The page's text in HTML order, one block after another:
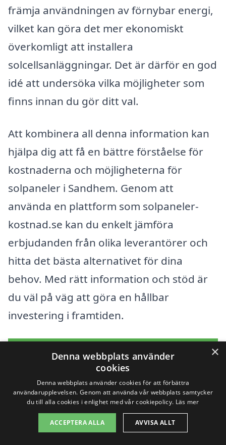
främja användningen av förnybar energi,
vilket kan göra det mer ekonomiskt
överkomligt att installera
solcellsanläggningar. Det är därför en god
idé att undersöka vilka möjligheter som
finns innan du gör ditt val.
Att kombinera all denna information kan
hjälpa dig att få en bättre förståelse för
kostnaderna och möjligheterna för
solpaneler i Sandhem. Genom att
använda en plattform som solpaneler-
kostnad.se kan du enkelt jämföra
erbjudanden från olika leverantörer och
hitta det bästa alternativet för dina
behov. Med rätt information och stöd är
du väl på väg att göra en hållbar
investering i framtiden.
Få 3 erbjudanden, gratis och utan
Sök efter en
×
Denna webbplats använder
cookies
Denna webbplats använder cookies för att förbättra
användarupplevelsen. Genom att använda vår webbplats samtycker
du till alla cookies i enlighet med vår cookiepolicy. Läs mer
ACCEPTERA ALLA AVVISA ALLT